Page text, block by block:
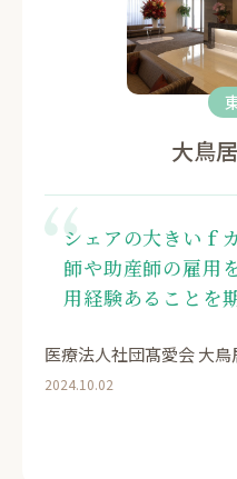
大鳥
シェアの大きいｆ
師や助産師の雇用
用経験あることを
医療法人社団髙愛会 大
2024.10.02